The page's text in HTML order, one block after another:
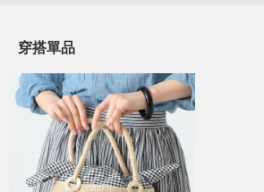
穿搭單品